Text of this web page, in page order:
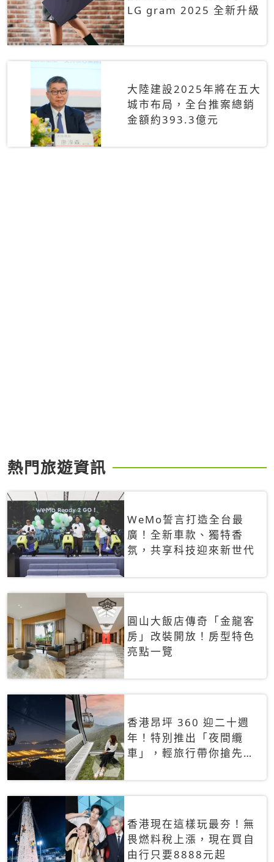
LG gram 2025 全新升級
大陸建設2025年將在五大
城市布局，全台推案總銷
金額約393.3億元
熱門旅遊資訊
WeMo誓言打造全台最
廣！全新車款、獨特香
氛，共享科技迎來新世代
圓山大飯店傳奇「金龍客
房」改裝開放！房型特色
亮點一覽
香港昂坪 360 迎二十週
年！特別推出「夜間纜
車」，輕旅行帶你搶先揭
香港現在這樣玩最夯！無
畏燃料稅上漲，現在買自
由行只要8888元起